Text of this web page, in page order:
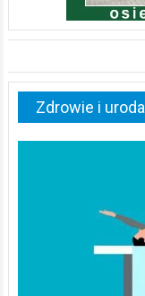
Zdrowie i uroda